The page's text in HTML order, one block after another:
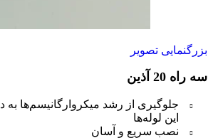
بزرگنمایی تصویر
سه راه 20 آذین
جلوگیری از رشد میکروارگانیسم‌ها به
این لوله‌ها
نصب سریع و آسان